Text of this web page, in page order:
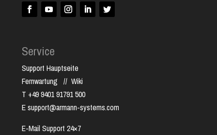
Service
Support Hauptseite
Fernwartung // Wiki
T +49 9401 91791 500
E support@armann-systems.com
E-Mail Support 24×7